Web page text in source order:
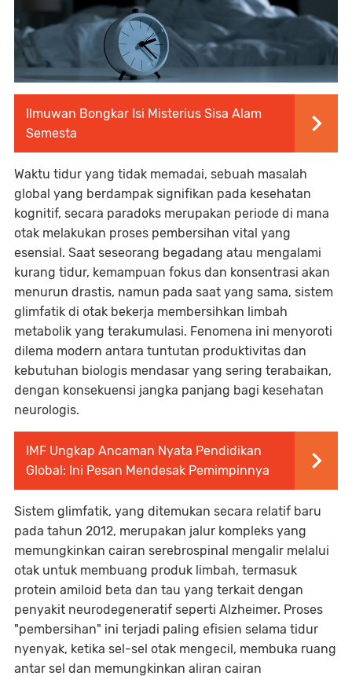
Ilmuwan Bongkar Isi Misterius Sisa Alam
Semesta
Waktu tidur yang tidak memadai, sebuah masalah
global yang berdampak signifikan pada kesehatan
kognitif, secara paradoks merupakan periode di mana
otak melakukan proses pembersihan vital yang
esensial. Saat seseorang begadang atau mengalami
kurang tidur, kemampuan fokus dan konsentrasi akan
menurun drastis, namun pada saat yang sama, sistem
glimfatik di otak bekerja membersihkan limbah
metabolik yang terakumulasi. Fenomena ini menyoroti
dilema modern antara tuntutan produktivitas dan
kebutuhan biologis mendasar yang sering terabaikan,
dengan konsekuensi jangka panjang bagi kesehatan
neurologis.
IMF Ungkap Ancaman Nyata Pendidikan
Global: Ini Pesan Mendesak Pemimpinnya
Sistem glimfatik, yang ditemukan secara relatif baru
pada tahun 2012, merupakan jalur kompleks yang
memungkinkan cairan serebrospinal mengalir melalui
otak untuk membuang produk limbah, termasuk
protein amiloid beta dan tau yang terkait dengan
penyakit neurodegeneratif seperti Alzheimer. Proses
"pembersihan" ini terjadi paling efisien selama tidur
nyenyak, ketika sel-sel otak mengecil, membuka ruang
antar sel dan memungkinkan aliran cairan